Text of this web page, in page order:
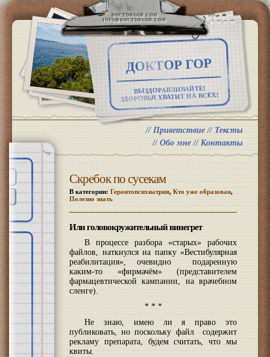
ДОКТОР ГОР
ВЫЗДОРАВЛИВАЙТЕ!
ЗДОРОВЬЯ ХВАТИТ НА ВСЕХ!
DOCTORGOR.COM
INFO@DOCTORGOR.COM
// Приветствие // Тексты
// Обо мне // Контакты
Скребок по сусекам
В категории: Геронтопсихиатрия, Кто уже образован,
Полезно знать
Или головокружительный винегрет
В процессе разбора «старых» рабочих
файлов, наткнулся на папку «Вестибулярная
реабилитация», очевидно подаренную
каким-то «фирмачём» (представителем
фармацевтической кампании, на врачебном
сленге).
* * *
Не знаю, имею ли я право это
публиковать, но поскольку файл содержит
рекламу препарата, будем считать, что мы
квиты.